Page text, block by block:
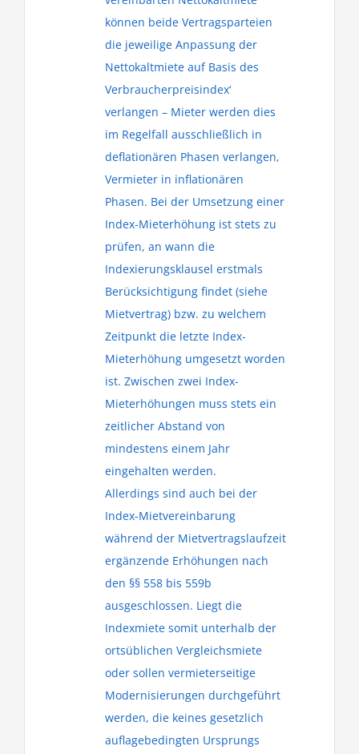
können beide Vertragsparteien
die jeweilige Anpassung der
Nettokaltmiete auf Basis des
Verbraucherpreisindex‘
verlangen – Mieter werden dies
im Regelfall ausschließlich in
deflationären Phasen verlangen,
Vermieter in inflationären
Phasen. Bei der Umsetzung einer
Index-Mieterhöhung ist stets zu
prüfen, an wann die
Indexierungsklausel erstmals
Berücksichtigung findet (siehe
Mietvertrag) bzw. zu welchem
Zeitpunkt die letzte Index-
Mieterhöhung umgesetzt worden
ist. Zwischen zwei Index-
Mieterhöhungen muss stets ein
zeitlicher Abstand von
mindestens einem Jahr
eingehalten werden.
Allerdings sind auch bei der
Index-Mietvereinbarung
während der Mietvertragslaufzeit
ergänzende Erhöhungen nach
den §§ 558 bis 559b
ausgeschlossen. Liegt die
Indexmiete somit unterhalb der
ortsüblichen Vergleichsmiete
oder sollen vermieterseitige
Modernisierungen durchgeführt
werden, die keines gesetzlich
auflagebedingten Ursprungs